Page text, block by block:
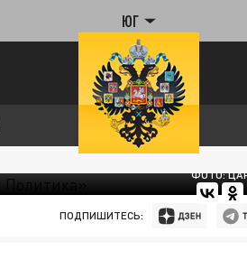
ЮГ
ФОТО:
ПОДПИШИТЕСЬ: